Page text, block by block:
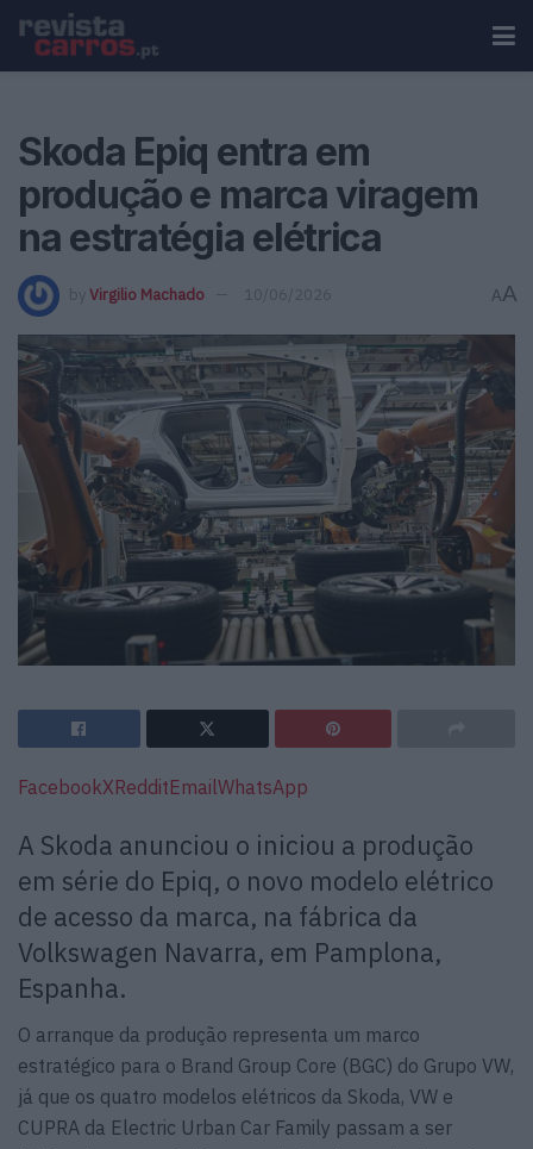
Skoda Epiq entra em
produção e marca viragem
na estratégia elétrica
by Virgilio Machado 10/06/2026 AA
FacebookXRedditEmailWhatsApp
A Skoda anunciou o iniciou a produção
em série do Epiq, o novo modelo elétrico
de acesso da marca, na fábrica da
Volkswagen Navarra, em Pamplona,
Espanha.
O arranque da produção representa um marco
estratégico para o Brand Group Core (BGC) do Grupo VW,
já que os quatro modelos elétricos da Skoda, VW e
CUPRA da Electric Urban Car Family passam a ser